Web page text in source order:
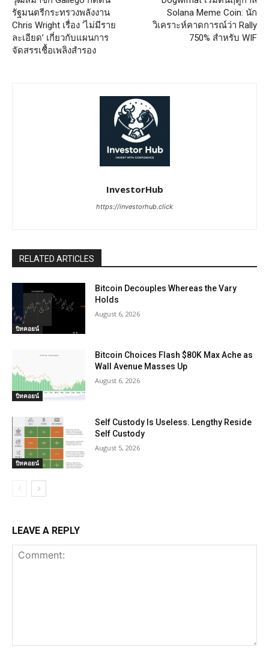
รัฐมนตรีกระทรวงพลังงาน
Chris Wright เรื่อง ‘ไม่มีราย
ละเอียด’ เกี่ยวกับแผนการ
จัดสรรเชื้อเพลิงสำรอง
Solana Meme Coin: นัก
วิเคราะห์คาดการณ์ว่า Rally
750% สำหรับ WIF
InvestorHub
https://investorhub.click
RELATED ARTICLES
บิทคอยน์
Bitcoin Decouples Whereas the Vary
Holds
August 6, 2026
บิทคอยน์
Bitcoin Choices Flash $80K Max Ache as
Wall Avenue Masses Up
August 6, 2026
บิทคอยน์
Self Custody Is Useless. Lengthy Reside
Self Custody
August 5, 2026
LEAVE A REPLY